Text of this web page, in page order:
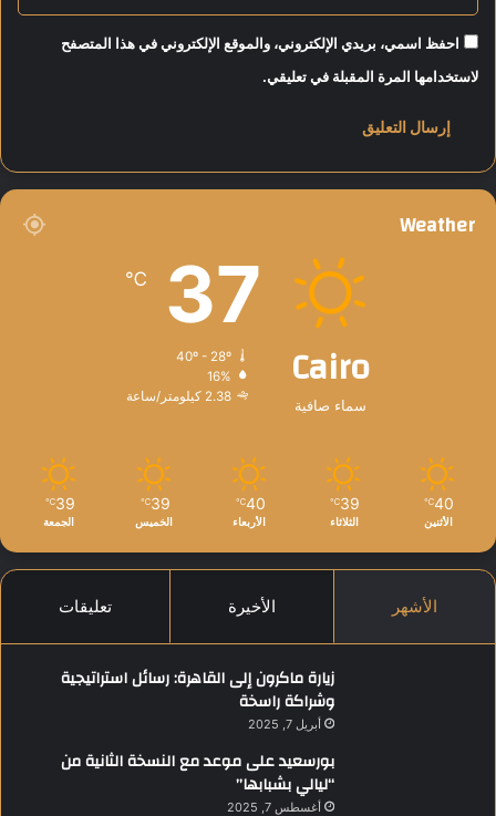
ا
ل
ش
احفظ اسمي، بريدي الإلكتروني، والموقع الإلكتروني في هذا المتصفح
لاستخدامها المرة المقبلة في تعليقي.
Weather
Cairo
سماء صافية
37
℃
40º - 28º
16%
2.38 كيلومتر/ساعة
40
℃
الأثنين
39
℃
الثلاثاء
40
℃
الأربعاء
39
℃
الخميس
39
℃
الجمعة
الأشهر الأخيرة تعليقات
زيارة ماكرون إلى القاهرة: رسائل استراتيجية
وشراكة راسخة
أبريل 7, 2025
بورسعيد على موعد مع النسخة الثانية من
“ليالي بشبابها”
أغسطس 7, 2025